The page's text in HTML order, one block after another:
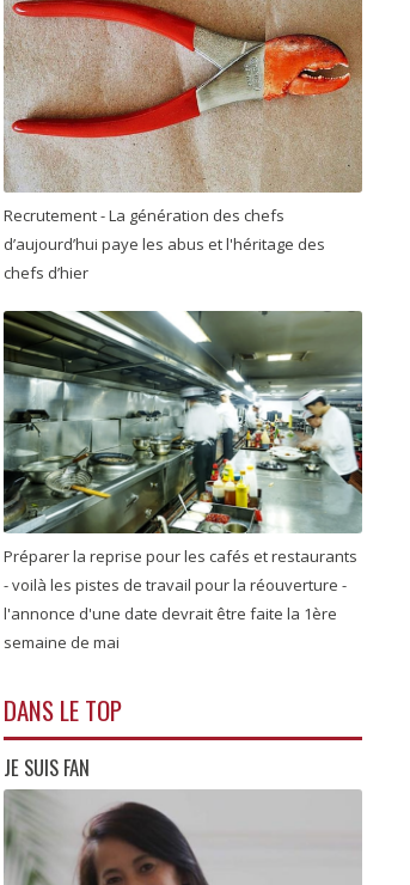
Recrutement - La génération des chefs
d’aujourd’hui paye les abus et l'héritage des
chefs d’hier
Préparer la reprise pour les cafés et restaurants
- voilà les pistes de travail pour la réouverture -
l'annonce d'une date devrait être faite la 1ère
semaine de mai
DANS LE TOP
JE SUIS FAN